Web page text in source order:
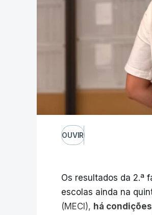
OUVIR
Os resultados da 2.ª
escolas ainda na
(MECI), há